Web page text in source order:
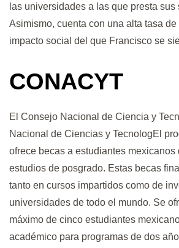
las universidades a las que presta sus
Asimismo, cuenta con una alta tasa
impacto social del que Francisco se
CONACYT
El Consejo Nacional de Ciencia y
Nacional de Ciencias y TecnologEl
ofrece becas a estudiantes mexicanos
estudios de posgrado. Estas becas
tanto en cursos impartidos como de
universidades de todo el mundo. Se
máximo de cinco estudiantes
académico para programas de dos